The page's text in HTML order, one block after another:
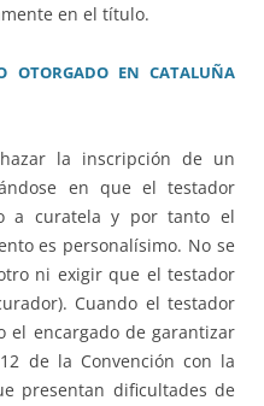
en el título.
OTORGADO EN CATALUÑA
la inscripción de un
en que el testador
a curatela y por tanto el
es personalísimo. No se
ni exigir que el testador
Cuando el testador
el encargado de garantizar
de la Convención con la
presentan dificultades de